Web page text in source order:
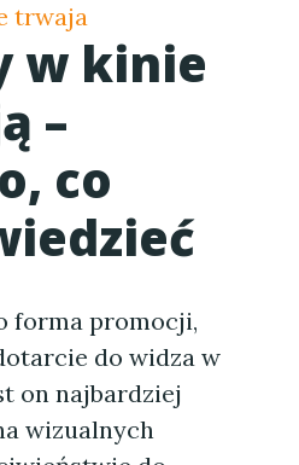
trwaja
w kinie
–
co
forma promocji,
do widza w
on najbardziej
wizualnych